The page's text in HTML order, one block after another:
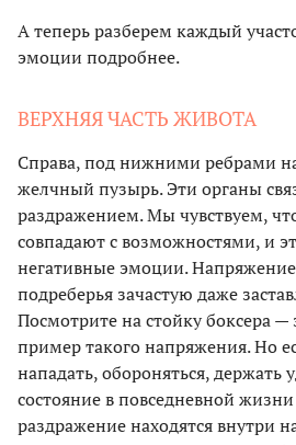
А теперь разберем каждый
эмоции подробнее.
ВЕРХНЯЯ ЧАСТЬ ЖИВОТА
Справа, под нижними ребрами
желчный пузырь. Эти органы
раздражением. Мы чувствуем,
совпадают с возможностями, и
негативные эмоции. Напряжение
подреберья зачастую даже
Посмотрите на стойку боксера —
пример такого напряжения. Но
нападать, обороняться, держать
состояние в повседневной
раздражение находятся внутри